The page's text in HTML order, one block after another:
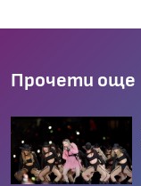
Прочети още